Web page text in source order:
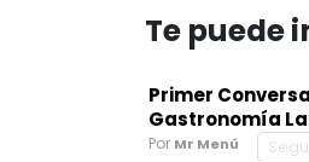
Te puede
Primer
Gastronomía
Por Mr Menú